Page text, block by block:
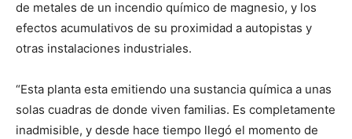
de metales de un incendio químico de magnesio, y los
efectos acumulativos de su proximidad a autopistas y
otras instalaciones industriales.
“Esta planta esta emitiendo una sustancia química a unas
solas cuadras de donde viven familias. Es completamente
inadmisible, y desde hace tiempo llegó el momento de